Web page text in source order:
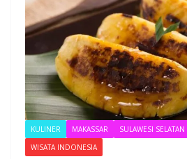
KULINER MAKASSAR SULAWESI SELATAN
WISATA INDONESIA